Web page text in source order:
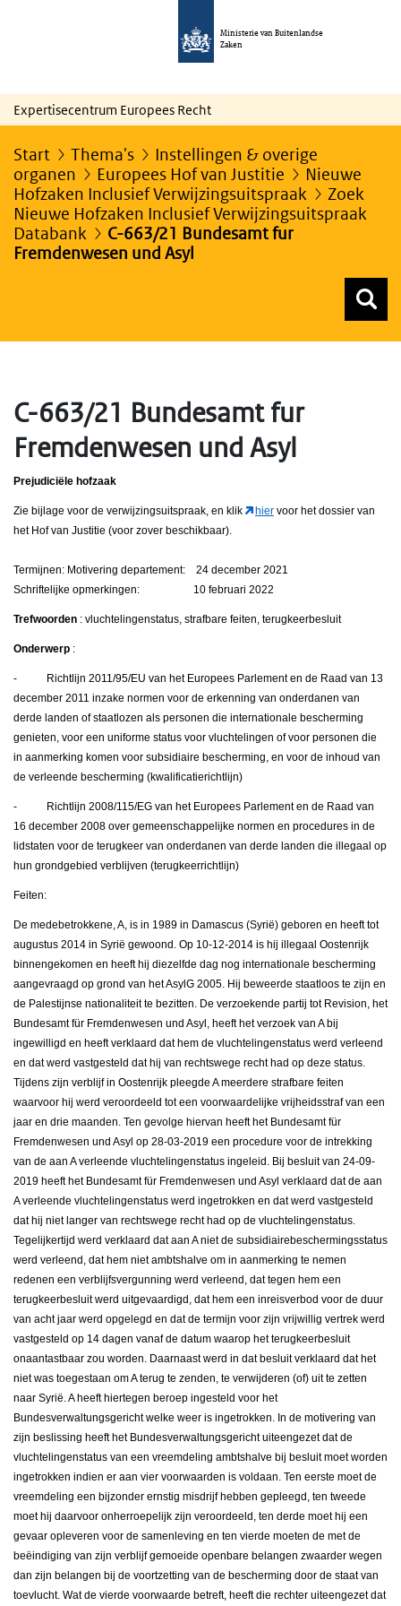
Ministerie van Buitenlandse
Zaken
Expertisecentrum Europees Recht
Start Thema's
Instellingen & overige
organen
Europees Hof van Justitie
Nieuwe
Hofzaken Inclusief Verwijzingsuitspraak
Zoek
Nieuwe Hofzaken Inclusief Verwijzingsuitspraak
Databank
C-663/21 Bundesamt fur
Fremdenwesen und Asyl
C-663/21 Bundesamt fur
Fremdenwesen und Asyl
Prejudiciële hofzaak
Zie bijlage voor de verwijzingsuitspraak, en klik hier voor het dossier van
het Hof van Justitie (voor zover beschikbaar).
Termijnen: Motivering departement: 24 december 2021
Schriftelijke opmerkingen: 10 februari 2022
Trefwoorden : vluchtelingenstatus, strafbare feiten, terugkeerbesluit
Onderwerp :
- Richtlijn 2011/95/EU van het Europees Parlement en de Raad van 13
december 2011 inzake normen voor de erkenning van onderdanen van
derde landen of staatlozen als personen die internationale bescherming
genieten, voor een uniforme status voor vluchtelingen of voor personen die
in aanmerking komen voor subsidiaire bescherming, en voor de inhoud van
de verleende bescherming (kwalificatierichtlijn)
- Richtlijn 2008/115/EG van het Europees Parlement en de Raad van
16 december 2008 over gemeenschappelijke normen en procedures in de
lidstaten voor de terugkeer van onderdanen van derde landen die illegaal op
hun grondgebied verblijven (terugkeerrichtlijn)
Feiten:
De medebetrokkene, A, is in 1989 in Damascus (Syrië) geboren en heeft tot
augustus 2014 in Syrië gewoond. Op 10-12-2014 is hij illegaal Oostenrijk
binnengekomen en heeft hij diezelfde dag nog internationale bescherming
aangevraagd op grond van het AsylG 2005. Hij beweerde staatloos te zijn en
de Palestijnse nationaliteit te bezitten. De verzoekende partij tot Revision, het
Bundesamt für Fremdenwesen und Asyl, heeft het verzoek van A bij
ingewilligd en heeft verklaard dat hem de vluchtelingenstatus werd verleend
en dat werd vastgesteld dat hij van rechtswege recht had op deze status.
Tijdens zijn verblijf in Oostenrijk pleegde A meerdere strafbare feiten
waarvoor hij werd veroordeeld tot een voorwaardelijke vrijheidsstraf van een
jaar en drie maanden. Ten gevolge hiervan heeft het Bundesamt für
Fremdenwesen und Asyl op 28-03-2019 een procedure voor de intrekking
van de aan A verleende vluchtelingenstatus ingeleid. Bij besluit van 24-09-
2019 heeft het Bundesamt für Fremdenwesen und Asyl verklaard dat de aan
A verleende vluchtelingenstatus werd ingetrokken en dat werd vastgesteld
dat hij niet langer van rechtswege recht had op de vluchtelingenstatus.
Tegelijkertijd werd verklaard dat aan A niet de subsidiairebeschermingsstatus
werd verleend, dat hem niet ambtshalve om in aanmerking te nemen
redenen een verblijfsvergunning werd verleend, dat tegen hem een
terugkeerbesluit werd uitgevaardigd, dat hem een inreisverbod voor de duur
van acht jaar werd opgelegd en dat de termijn voor zijn vrijwillig vertrek werd
vastgesteld op 14 dagen vanaf de datum waarop het terugkeerbesluit
onaantastbaar zou worden. Daarnaast werd in dat besluit verklaard dat het
niet was toegestaan om A terug te zenden, te verwijderen (of) uit te zetten
naar Syrië. A heeft hiertegen beroep ingesteld voor het
Bundesverwaltungsgericht welke weer is ingetrokken. In de motivering van
zijn beslissing heeft het Bundesverwaltungsgericht uiteengezet dat de
vluchtelingenstatus van een vreemdeling ambtshalve bij besluit moet worden
ingetrokken indien er aan vier voorwaarden is voldaan. Ten eerste moet de
vreemdeling een bijzonder ernstig misdrijf hebben gepleegd, ten tweede
moet hij daarvoor onherroepelijk zijn veroordeeld, ten derde moet hij een
gevaar opleveren voor de samenleving en ten vierde moeten de met de
beëindiging van zijn verblijf gemoeide openbare belangen zwaarder wegen
dan zijn belangen bij de voortzetting van de bescherming door de staat van
toevlucht. Wat de vierde voorwaarde betreft, heeft die rechter uiteengezet dat